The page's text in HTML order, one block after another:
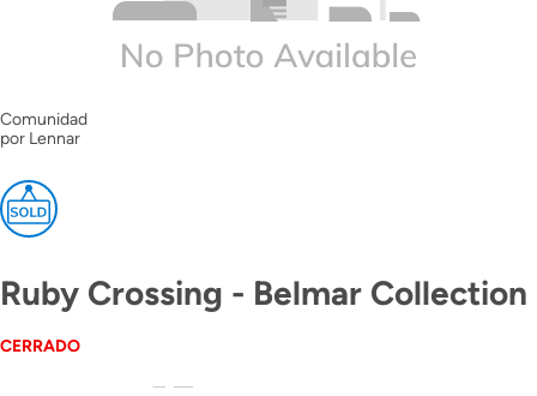
Comunidad
por Lennar
Ruby Crossing - Belmar Collection
CERRADO